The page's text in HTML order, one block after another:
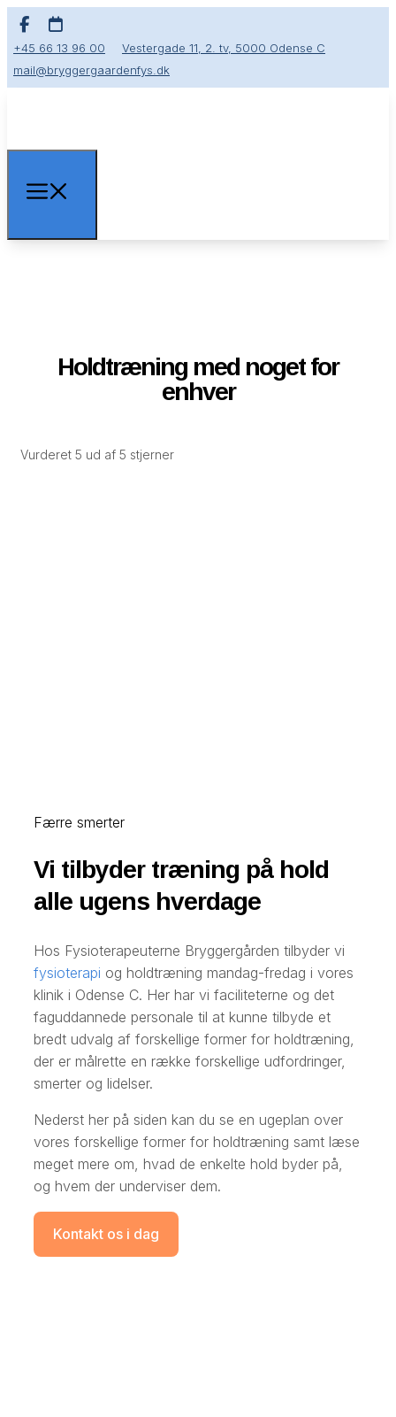
+45 66 13 96 00
Vestergade 11, 2. tv, 5000 Odense C
mail@bryggergaardenfys.dk
Holdtræning med noget for
enhver
Vurderet 5 ud af 5 stjerner
Færre smerter
​Vi tilbyder træning på hold
alle ugens hverdage
Hos Fysioterapeuterne Bryggergården tilbyder vi
fysioterapi og holdtræning mandag-fredag i vores
klinik i Odense C. Her har vi faciliteterne og det
faguddannede personale til at kunne tilbyde et
bredt udvalg af forskellige former for holdtræning,
der er målrette en række forskellige udfordringer,
smerter og lidelser.
Nederst her på siden kan du se en ugeplan over
vores forskellige former for holdtræning samt læse
meget mere om, hvad de enkelte hold byder på,
og hvem der underviser dem.
Kontakt os i dag